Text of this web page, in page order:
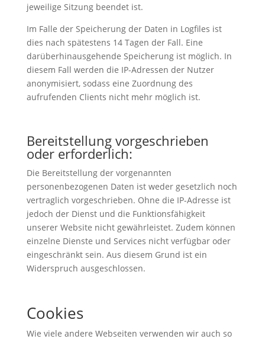
jeweilige Sitzung beendet ist.
Im Falle der Speicherung der Daten in Logfiles ist
dies nach spätestens 14 Tagen der Fall. Eine
darüberhinausgehende Speicherung ist möglich. In
diesem Fall werden die IP-Adressen der Nutzer
anonymisiert, sodass eine Zuordnung des
aufrufenden Clients nicht mehr möglich ist.
Bereitstellung vorgeschrieben
oder erforderlich:
Die Bereitstellung der vorgenannten
personenbezogenen Daten ist weder gesetzlich noch
vertraglich vorgeschrieben. Ohne die IP-Adresse ist
jedoch der Dienst und die Funktionsfähigkeit
unserer Website nicht gewährleistet. Zudem können
einzelne Dienste und Services nicht verfügbar oder
eingeschränkt sein. Aus diesem Grund ist ein
Widerspruch ausgeschlossen.
Cookies
Wie viele andere Webseiten verwenden wir auch so